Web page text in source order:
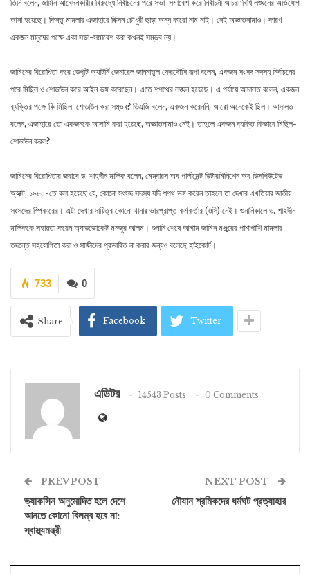
তিনি বলেন, জামিন আবেদনকারীর বিরুদ্ধে নির্বাচনের পরে সভা-সমাবেশ করে নির্বাচনী আচরণবিধি লঙ্ঘনের অভিযোগ
আনা হয়েছে। কিন্তু মামলার এজাহারে নিক্সন চৌধুরী ছাড়া অন্য কারো নাম নাই। নেই অজ্ঞাতনামাও। কারণ
একজন মানুষের পক্ষে একা সভা-সমাবেশ করা কখনই সম্ভব নয়।
জামিনের বিরোধিতা করে ডেপুটি অ্যাটর্নি জেনারেল জান্নাতুল ফেরদৌসি রূপা বলেন, একজন সংসদ সদস্য নির্বাচনের
পরে মিছিল ও শোডাউন করে আইন ভঙ্গ করেছেন। এতে শপথের লঙ্ঘন হয়েছে। এ পর্যায়ে আদালত বলেন, একজন
ব্যক্তির পক্ষে কি মিছিল-শোডাউন করা সম্ভব? ডিএজি বলেন, একজন করেননি, আরো অনেকেই ছিল। আদালত
বলেন, এজাহারে তো একজনকে আসামি করা হয়েছে, অজ্ঞাতনামাও নেই। তাহলে একজন ব্যক্তি কিভাবে মিছিল-
শোডাউন করল?
জামিনের বিরোধিতার জবাবে ড. শাহদীন মালিক বলেন, মেম্বারস অব পার্লামেন্ট ডিটারমিনিশেন অব ডিসপিউটেড
অ্যাক্ট, ১৯৮০-তে বলা হয়েছে যে, কোনো সংসদ সদস্য যদি শপথ ভঙ্গ করেন তাহলে তা দেখার এখতিয়ার জাতীয়
সংসদের স্পিকারের। এটা দেখার দায়িত্ব কোনো থানার ভারপ্রাপ্ত কর্মকর্তার (ওসি) নেই। শুনানিকালে ড. শাহদীন
মালিককে সহায়তা করেন অ্যাডভোকেট মনজুর আলম। শুনানি শেষে আগাম জামিন মঞ্জুরের পাশাপাশি মামলার
তদন্তে সহযোগিতা করা ও সাক্ষীদের প্রভাবিত না করার জন্যও বলেছে হাইকোর্ট।
0
733
Share Facebook Twitter
এডিটর 14543 Posts 0 Comments
PREV POST
ভ্যাকসিন অনুমোদিত হলে দেশে
আনতে কোনো বিলম্ব হবে না:
স্বাস্থ্যমন্ত্রী
NEXT POST
নৌযান শ্রমিকদের ধর্মঘট প্রত্যাহার